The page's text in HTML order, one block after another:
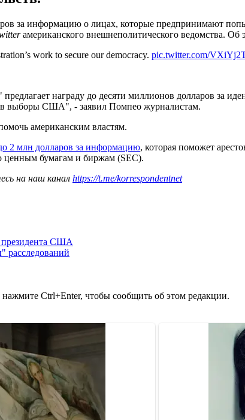
за информацию о лицах, которые предпринимают
американского внешнеполитического ведомства. Об
work to secure our democracy. pic.twitter.com/
предлагает награду до десяти миллионов долларов за
в выборы США", - заявил Помпео журналистам.
американским властям.
2 млн долларов за информацию, которая поможет
ценным бумагам и биржам (SEC).
на наш канал https://t.me/korrespondentnet
президента США
расследований
Ctrl+Enter, чтобы сообщить об этом редакции.